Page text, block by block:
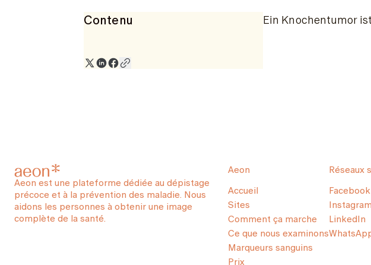
Contenu Ein Knochentumor
Aeon est une plateforme dédiée au dépistage
précoce et à la prévention des maladie. Nous
aidons les personnes à obtenir une image
complète de la santé.
Aeon
Accueil
Sites
Comment ça marche
Ce que nous examinons
Marqueurs sanguins
Prix
Réseaux
Facebook
Instagram
LinkedIn